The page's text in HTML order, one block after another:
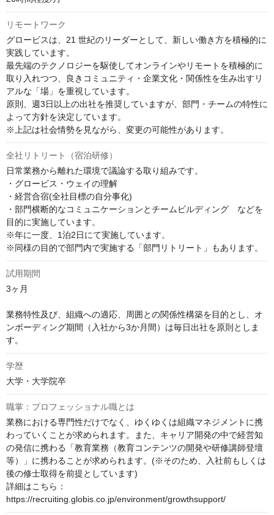
リモートワーク
グロービスは、21 世紀のリーダーとして、新しい働き方を積極的に
実践しています。
最先端のテクノロジーを駆使してオンラインやリモートを積極的に
取り入れつつ、良きコミュニティ・企業文化・関係性を生み出すリ
アルな「場」を重視しています。
原則、週3日以上の出社を推奨していますが、部門・チームの特性に
よって方針を決定しています。
※上記は社会情勢を見ながら、変更の可能性があります。
全社リトリート（宿泊研修）
日常業務から離れた環境で議論する取り組みです。
・グロービス・ウェイの理解
・経営合宿(全社目標の自分事化)
・部門横断的なコミュニケーションとチームビルディング　などを
目的に実施しています。
※年に一度、1泊2日にて実施しています。
※同様の目的で部門内で実施する「部門リトリート」もあります。
試用期間
3ヶ月
業務特性及び、組織への適応、周囲との関係性構築を目的とし、オ
ンボーディング期間（入社から3か月間）は毎日出社を原則としま
す。
学歴
大学・大学院卒
職掌：プロフェッショナル職とは
業務における専門性だけでなく、ゆくゆくは組織マネジメントに携
わっていくことが求められます。また、キャリア開発の中で経営知
の発信に携わる「教育業務（教育コンテンツの開発や研修講師登壇
等）」に携わることが求められます。(※そのため、入社前もしくは
後の修士取得を前提としています)
詳細はこちら：
https://recruiting.globis.co.jp/environment/growthsupport/